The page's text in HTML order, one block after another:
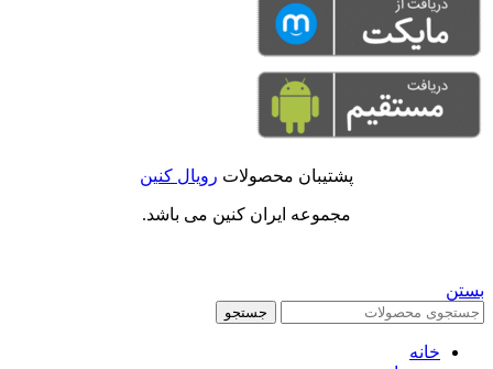
پشتیبان محصولات رویال کنین
مجموعه ایران کنین می باشد.
بستن
جستجو
خانه